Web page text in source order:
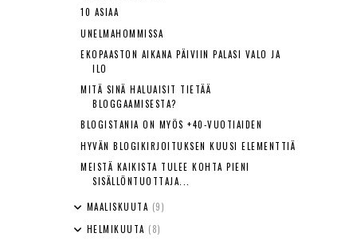
10 ASIAA
UNELMAHOMMISSA
EKOPAASTON AIKANA PÄIVIIN PALASI VALO JA
ILO
MITÄ SINÄ HALUAISIT TIETÄÄ
BLOGGAAMISESTA?
BLOGISTANIA ON MYÖS +40-VUOTIAIDEN
HYVÄN BLOGIKIRJOITUKSEN KUUSI ELEMENTTIÄ
MEISTÄ KAIKISTA TULEE KOHTA PIENI
SISÄLLÖNTUOTTAJA...
MAALISKUUTA (9)
HELMIKUUTA (8)